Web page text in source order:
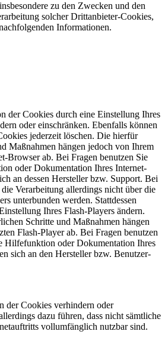
zu den Zwecken und den
solcher Drittanbieter-Cookies,
Informationen.
der Cookies durch eine Einstellung Ihres
oder einschränken. Ebenfalls können
jederzeit löschen. Die hierfür
Maßnahmen hängen jedoch von Ihrem
Browser ab. Bei Fragen benutzen Sie
oder Dokumentation Ihres Internet-
an dessen Hersteller bzw. Support. Bei
Verarbeitung allerdings nicht über die
unterbunden werden. Stattdessen
Ihres Flash-Players ändern.
Schritte und Maßnahmen hängen
Flash-Player ab. Bei Fragen benutzen
Hilfefunktion oder Dokumentation Ihres
sich an den Hersteller bzw. Benutzer-
der Cookies verhindern oder
dazu führen, dass nicht sämtliche
vollumfänglich nutzbar sind.